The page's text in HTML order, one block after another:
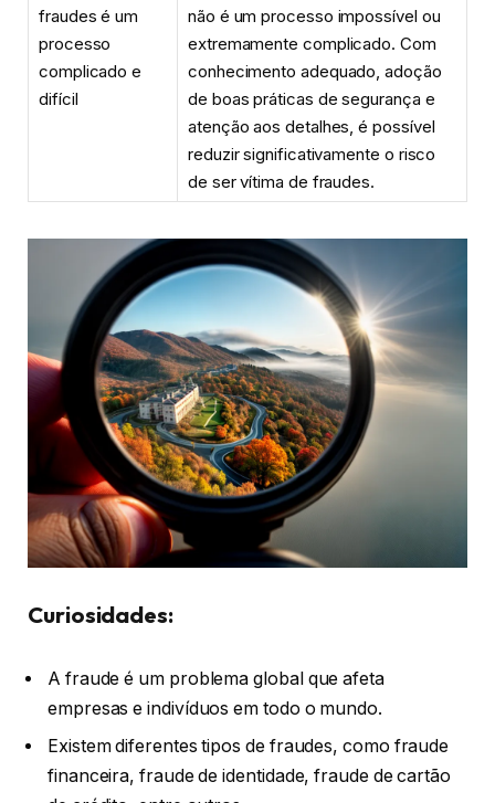
fraudes é um
processo
complicado e
difícil
não é um processo impossível ou
extremamente complicado. Com
conhecimento adequado, adoção
de boas práticas de segurança e
atenção aos detalhes, é possível
reduzir significativamente o risco
de ser vítima de fraudes.
Curiosidades:
A fraude é um problema global que afeta
empresas e indivíduos em todo o mundo.
Existem diferentes tipos de fraudes, como fraude
financeira, fraude de identidade, fraude de cartão